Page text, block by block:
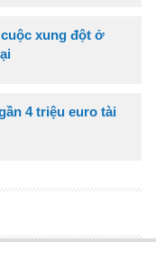
xung đột ở
4 triệu euro tài